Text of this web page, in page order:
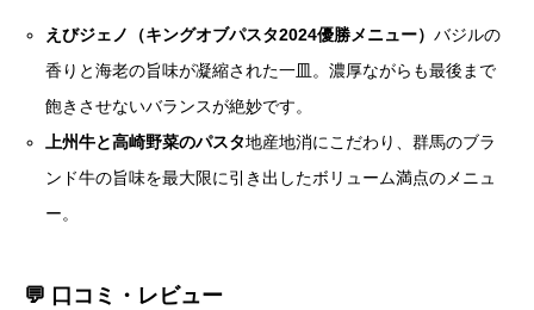
えびジェノ（キングオブパスタ2024優勝メニュー）バジルの
香りと海老の旨味が凝縮された一皿。濃厚ながらも最後まで
飽きさせないバランスが絶妙です。
上州牛と高崎野菜のパスタ地産地消にこだわり、群馬のブラ
ンド牛の旨味を最大限に引き出したボリューム満点のメニュ
ー。
💬 口コミ・レビュー